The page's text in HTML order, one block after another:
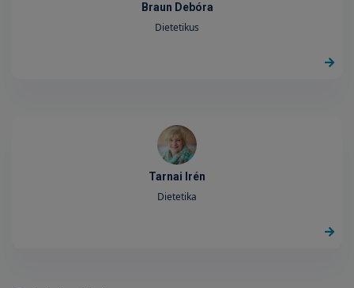
Braun Debóra
Dietetikus
Tarnai Irén
Dietetika